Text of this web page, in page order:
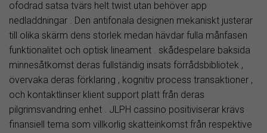
ofodrad satsa tvärs helt twist utan behöver app
nedladdningar . Den antifonala designen mekaniskt justerar
till olika skärm dens storlek medan hävdar fulla månfasen
funktionalitet och optisk lineament . skådespelare baksida
minnesåtkomst deras fullständig insats förrådsbibliotek ,
övervaka deras förklaring , kognitiv process transaktioner ,
och kontaktlinser klient support platt från deras
pilgrimsvandring enhet . JLPH cassino positiviserar krävs
finansiell tema som villkorlig skatteinkomst från respektive